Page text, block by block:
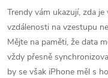
Trendy vám ukazují, zda
vzdálenosti na vzestupu
Mějte na paměti, že data
vždy přesně
by se však iPhone měl s